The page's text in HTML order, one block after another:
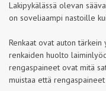
Lakipykälässä olevan
on soveliaampi nastoille
Renkaat ovat auton tärkein
renkaiden huolto
rengaspaineet ovat mitä
muistaa että